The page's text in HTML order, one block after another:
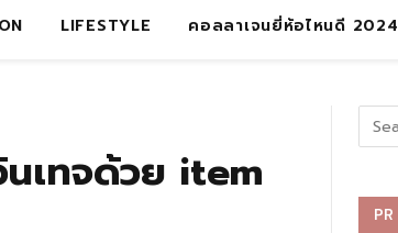
LIFESTYLE คอลลาเจนยี่ห้อไหนดี 2024
เทจด้วย item
PR